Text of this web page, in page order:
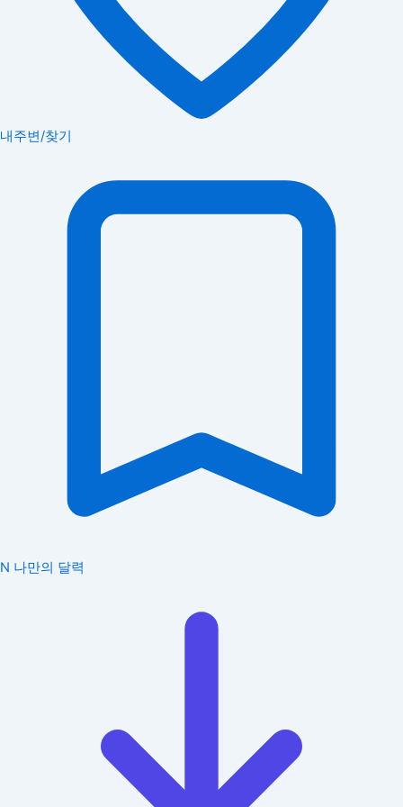
내주변/찾기
N 나만의 달력